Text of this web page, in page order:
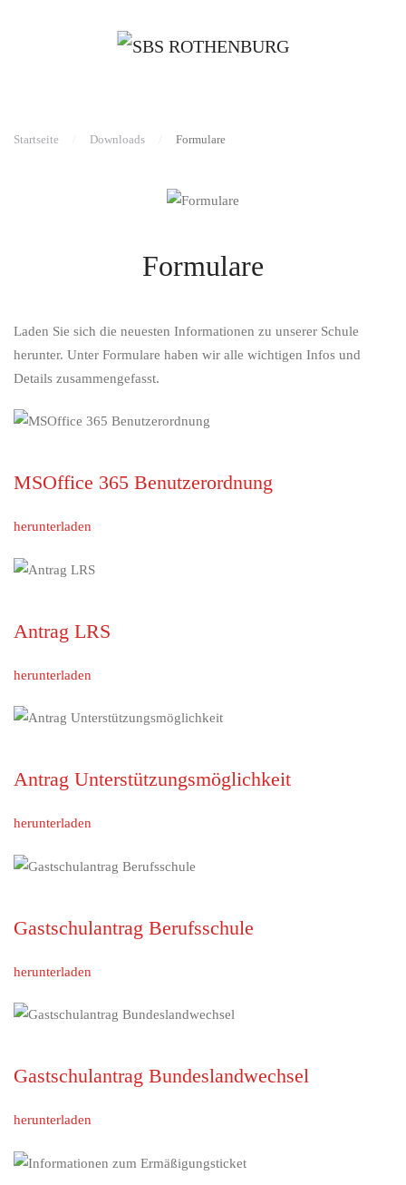
Startseite Downloads Formulare
Formulare
Laden Sie sich die neuesten Informationen zu unserer Schule
herunter. Unter Formulare haben wir alle wichtigen Infos und
Details zusammengefasst.
MSOffice 365 Benutzerordnung
herunterladen
Antrag LRS
herunterladen
Antrag Unterstützungsmöglichkeit
herunterladen
Gastschulantrag Berufsschule
herunterladen
Gastschulantrag Bundeslandwechsel
herunterladen